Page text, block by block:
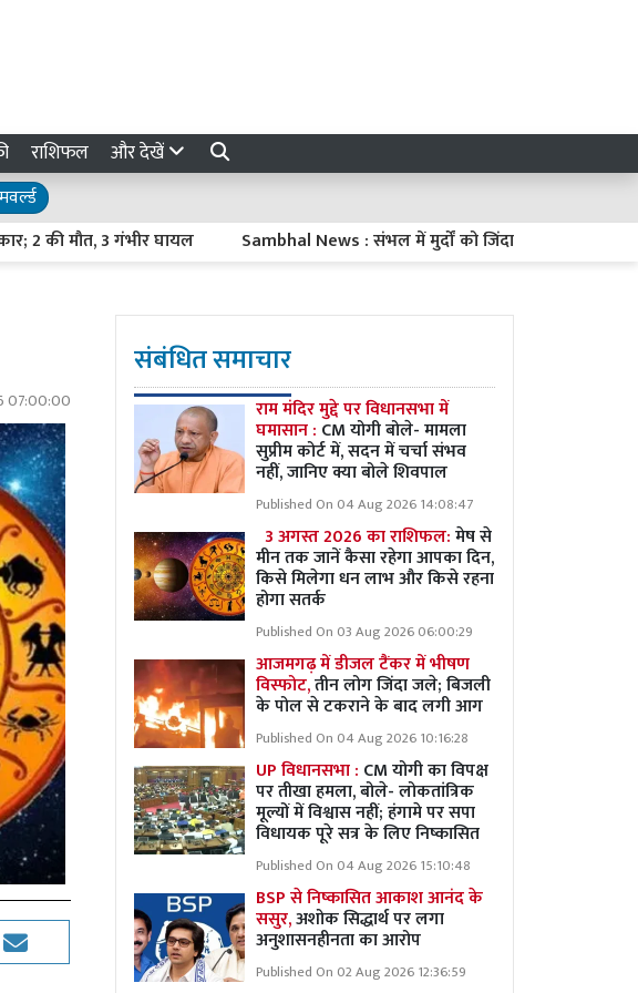
राशिफल और देखें
3 गंभीर घायल
Sambhal News : संभल में मुर्दों को जिंदा करना और फिर उन्हें
07:00:00
संबंधित समाचार
राम मंदिर मुद्दे पर विधानसभा में
घमासान : CM योगी बोले- मामला
सुप्रीम कोर्ट में, सदन में चर्चा संभव
नहीं, जानिए क्या बोले शिवपाल
Published On 04 Aug 2026 14:08:47
3 अगस्त 2026 का राशिफल:मेष से
मीन तक जानें कैसा रहेगा आपका दिन,
किसे मिलेगा धन लाभ और किसे रहना
होगा सतर्क
Published On 03 Aug 2026 06:00:29
आजमगढ़ में डीजल टैंकर में भीषण
विस्फोट,तीन लोग जिंदा जले; बिजली
के पोल से टकराने के बाद लगी आग
Published On 04 Aug 2026 10:16:28
UP विधानसभा : CM योगी का विपक्ष
पर तीखा हमला, बोले- लोकतांत्रिक
मूल्यों में विश्वास नहीं; हंगामे पर सपा
विधायक पूरे सत्र के लिए निष्कासित
Published On 04 Aug 2026 15:10:48
BSP से निष्कासित आकाश आनंद के
ससुर,अशोक सिद्धार्थ पर लगा
अनुशासनहीनता का आरोप
Published On 02 Aug 2026 12:36:59